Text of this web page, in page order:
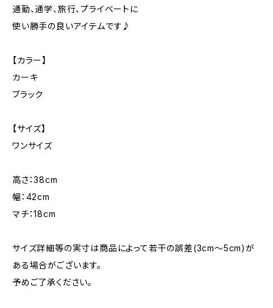
通勤、通学、旅行、プライベートに
使い勝手の良いアイテムです♪
【カラー】
カーキ
ブラック
【サイズ】
ワンサイズ
高さ：38cm
幅：42cm
マチ：18cm
サイズ詳細等の実寸は商品によって若干の誤差(3cm〜5cm)が
ある場合がございます。
予めご了承ください。